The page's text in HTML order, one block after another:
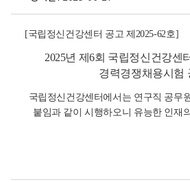
[국립정신건강센터 공고 제2025-62호]
2025년 제6회 국립정신건강센
경력경쟁채용시험
국립정신건강센터에서는 연구직 공무
붙임과 같이 시행하오니 유능한 인재